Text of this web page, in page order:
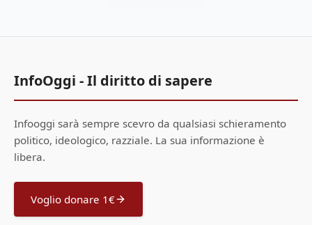
InfoOggi - Il diritto di sapere
Infooggi sarà sempre scevro da qualsiasi schieramento
politico, ideologico, razziale. La sua informazione è
libera.
Voglio donare 1€